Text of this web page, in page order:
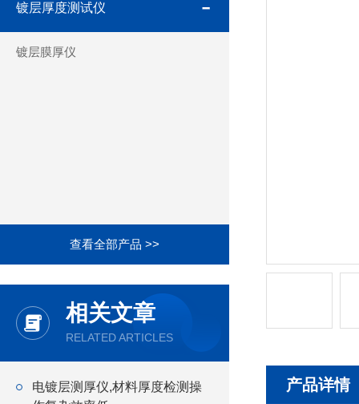
镀层厚度测试仪
镀层膜厚仪
查看全部产品 >>
相关文章
RELATED ARTICLES
电镀层测厚仪,材料厚度检测操
产品详情